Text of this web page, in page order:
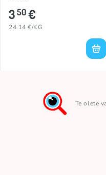
350€
24.14 €/KG
Te olete